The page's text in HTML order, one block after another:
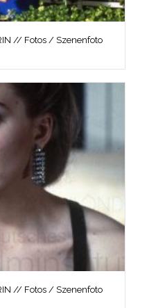
// Fotos / Szenenfoto
// Fotos / Szenenfoto